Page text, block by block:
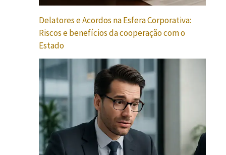
Delatores e Acordos na Esfera Corporativa:
Riscos e benefícios da cooperação com o
Estado